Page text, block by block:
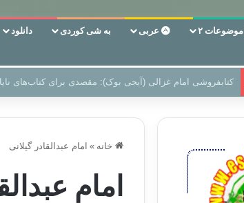
موضوعات ۲ عربی به شی کوردی دانلود
سر دفتر فساد در زمین‌، دوری وکناره‌گیری از راه خداست‌!
خانه » امام عبدالقادر گیلانی
امام